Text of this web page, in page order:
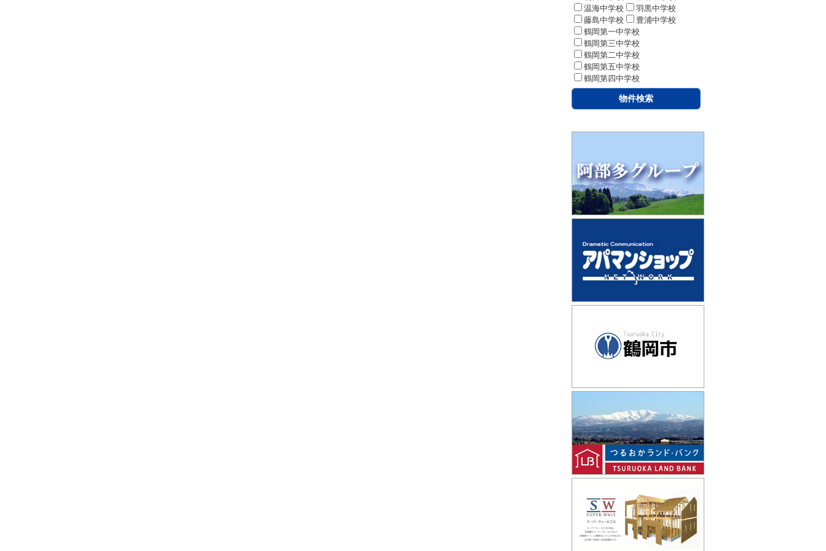
温海中学校
羽黒中学校
藤島中学校
豊浦中学校
鶴岡第一中学校
鶴岡第三中学校
鶴岡第二中学校
鶴岡第五中学校
鶴岡第四中学校